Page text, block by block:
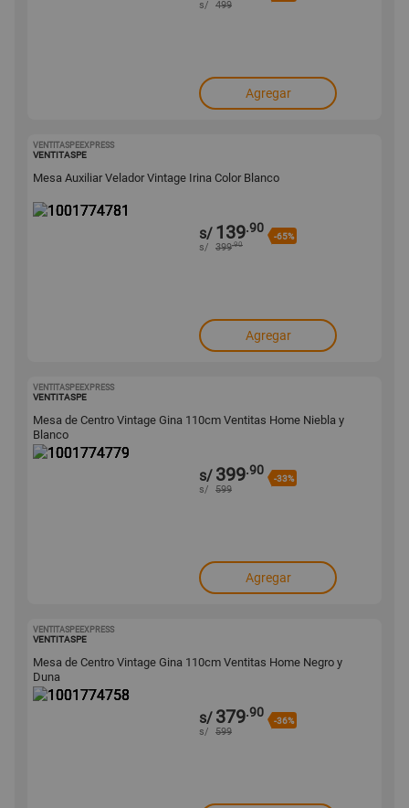
s/ 499
Agregar
VENTITASPEEXPRESS
VENTITASPE
Mesa Auxiliar Velador Vintage Irina Color Blanco
s/ 139.90
-65%
s/ 399.90
Agregar
VENTITASPEEXPRESS
VENTITASPE
Mesa de Centro Vintage Gina 110cm Ventitas Home Niebla y
Blanco
s/ 399.90
-33%
s/ 599
Agregar
VENTITASPEEXPRESS
VENTITASPE
Mesa de Centro Vintage Gina 110cm Ventitas Home Negro y
Duna
s/ 379.90
-36%
s/ 599